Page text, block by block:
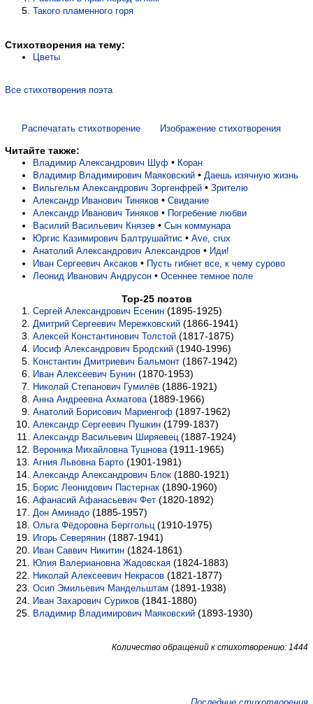
Такого пламенного горя
Стихотворения на тему:
Цветы
Все стихотворения поэта
Распечатать стихотворение Изображение стихотворения
Читайте также:
Владимир Александрович Шуф • Коран
Владимир Владимирович Маяковский • Даешь изячную жизнь
Вильгельм Александрович Зоргенфрей • Зрителю
Александр Иванович Тиняков • Свидание
Александр Иванович Тиняков • Погребение любви
Василий Васильевич Князев • Сын коммунара
Юргис Казимирович Балтрушайтис • Ave, crux
Анатолий Александрович Александров • Иди!
Иван Сергеевич Аксаков • Пусть гибнет все, к чему сурово
Леонид Иванович Андрусон • Осеннее темное поле
Top-25 поэтов
Сергей Александрович Есенин (1895-1925)
Дмитрий Сергеевич Мережковский (1866-1941)
Алексей Константинович Толстой (1817-1875)
Иосиф Александрович Бродский (1940-1996)
Константин Дмитриевич Бальмонт (1867-1942)
Иван Алексеевич Бунин (1870-1953)
Николай Степанович Гумилёв (1886-1921)
Анна Андреевна Ахматова (1889-1966)
Анатолий Борисович Мариенгоф (1897-1962)
Александр Сергеевич Пушкин (1799-1837)
Александр Васильевич Ширяевец (1887-1924)
Вероника Михайловна Тушнова (1911-1965)
Агния Львовна Барто (1901-1981)
Александр Александрович Блок (1880-1921)
Борис Леонидович Пастернак (1890-1960)
Афанасий Афанасьевич Фет (1820-1892)
Дон Аминадо (1885-1957)
Ольга Фёдоровна Берггольц (1910-1975)
Игорь Северянин (1887-1941)
Иван Саввич Никитин (1824-1861)
Юлия Валериановна Жадовская (1824-1883)
Николай Алексеевич Некрасов (1821-1877)
Осип Эмильевич Мандельштам (1891-1938)
Иван Захарович Суриков (1841-1880)
Владимир Владимирович Маяковский (1893-1930)
Количество обращений к стихотворению: 1444